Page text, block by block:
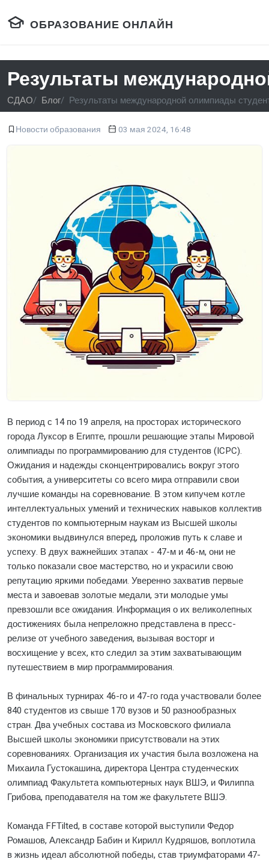
ОБРАЗОВАНИЕ ОНЛАЙН
Результаты
СДАО Блог Результаты международной олимпиады
Новости образования 03 мая 2024, 16:48
В период с 14 по 19 апреля, на просторах исторического
города Луксор в Египте, прошли решающие этапы Мировой
олимпиады по программированию для студентов (ICPC).
Ожидания и надежды сконцентрировались вокруг этого
события, а университеты со всего мира отправили свои
лучшие команды на соревнование. В этом кипучем котле
интеллектуальных умений и технических навыков коллектив
студентов по компьютерным наукам из Высшей школы
экономики выдвинулся вперед, проложив путь к славе и
успеху. В двух важнейших этапах - 47-м и 46-м, они не
только показали свое мастерство, но и украсили свою
репутацию яркими победами. Уверенно захватив первые
места и завоевав золотые медали, эти молодые умы
превзошли все ожидания. Информация о их великолепных
достижениях была непреложно представлена в пресс-
релизе от учебного заведения, вызывая восторг и
восхищение у всех, кто следил за этим захватывающим
путешествием в мир программирования.
В финальных турнирах 46-го и 47-го года участвовали более
840 студентов из свыше 170 вузов и 50 разнообразных
стран. Два учебных состава из Московского филиала
Высшей школы экономики присутствовали на этих
соревнованиях. Организация их участия была возложена на
Михаила Густокашина, директора Центра студенческих
олимпиад Факультета компьютерных наук ВШЭ, и Филиппа
Грибова, преподавателя на том же факультете ВШЭ.
Команда FFTilted, в составе которой выступили Федор
Ромашов, Александр Бабин и Кирилл Кудряшов, воплотила
в жизнь идеал абсолютной победы, став триумфаторами 47-